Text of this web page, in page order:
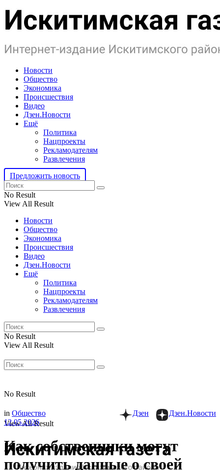
Новости
Общество
Экономика
Происшествия
Видео
Дзен.Новости
Ещё
Политика
Нацпроекты
Рекламодателям
Развлечения
Предложить новость
No Result
View All Result
Новости
Общество
Экономика
Происшествия
Видео
Дзен.Новости
Ещё
Политика
Нацпроекты
Рекламодателям
Развлечения
No Result
View All Result
No Result
View All Result
Дзен.Новости
Дзен
in Общество
12.05.2026
Как собственники могут
получить данные о своей